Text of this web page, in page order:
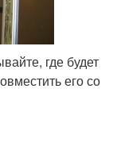
где будет
его со